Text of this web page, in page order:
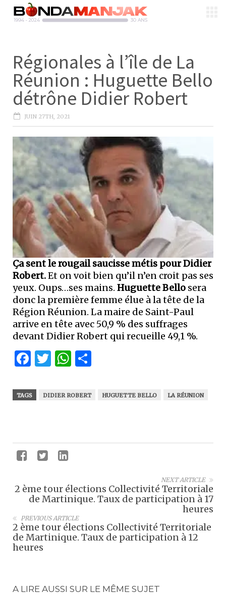
Régionales à l’île de La
Réunion : Huguette Bello
détrône Didier Robert
JUIN 27TH, 2021
Ça sent le rougail saucisse métis pour Didier
Robert.Et on voit bien qu’il n’en croit pas ses
yeux. Oups…ses mains. Huguette Bello sera
donc la première femme élue à la tête de la
Région Réunion. La maire de Saint-Paul
arrive en tête avec 50,9 % des suffrages
devant Didier Robert qui recueille 49,1 %.
Facebook
Twitter
WhatsApp
TAGS DIDIER ROBERT HUGUETTE BELLO LA RÉUNION
NEXT ARTICLE
2 ème tour élections Collectivité Territoriale
de Martinique. Taux de participation à 17
heures
PREVIOUS ARTICLE
2 ème tour élections Collectivité Territoriale
de Martinique. Taux de participation à 12
heures
A LIRE AUSSI SUR LE MÊME SUJET